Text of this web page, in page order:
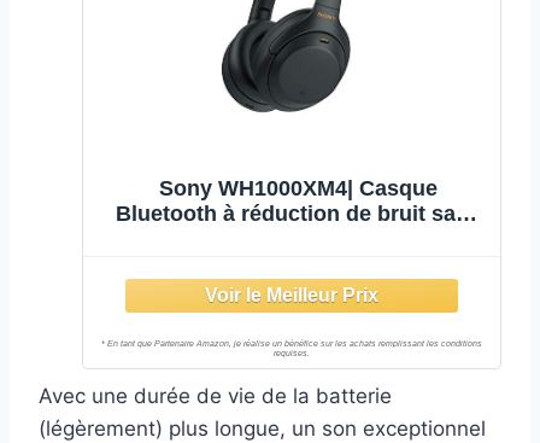
Sony WH1000XM4| Casque
Bluetooth à réduction de bruit sans
optimisé pour Amazon Alexa et
Google assistant, Noir
Avec une durée de vie de la batterie
(légèrement) plus longue, un son exceptionnel